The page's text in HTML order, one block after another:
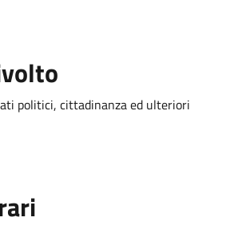
politici, cittadinanza ed ulteriori